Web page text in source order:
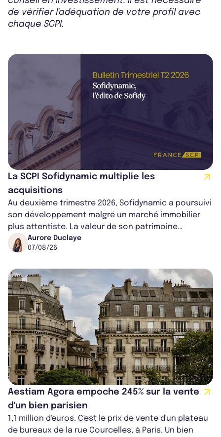
de vérifier l'adéquation de votre profil avec
chaque SCPI.
La SCPI Sofidynamic multiplie les
acquisitions
Au deuxième trimestre 2026, Sofidynamic a poursuivi
son développement malgré un marché immobilier
plus attentiste. La valeur de son patrimoine
progresse de 3,8% à périmètre constan...
Aurore Duclaye
07/08/26
Aestiam Agora empoche 245% sur la vente
d'un bien parisien
1,1 million d'euros. C'est le prix de vente d'un plateau
de bureaux de la rue Courcelles, à Paris. Un bien